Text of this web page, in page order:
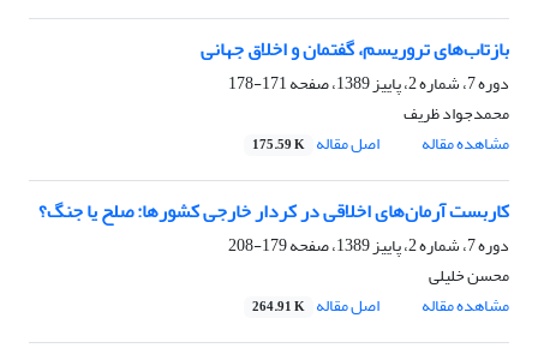
بازتاب‌های تروریسم، گفتمان و اخلاق جهانی
دوره 7، شماره 2، پاییز 1389، صفحه
171-178
محمدجواد ظریف
مشاهده مقاله
اصل مقاله 175.59 K
کاربست آرمان‌های اخلاقی در کردار خارجی کشورها: صلح یا جنگ؟
دوره 7، شماره 2، پاییز 1389، صفحه
179-208
محسن خلیلی
مشاهده مقاله
اصل مقاله 264.91 K